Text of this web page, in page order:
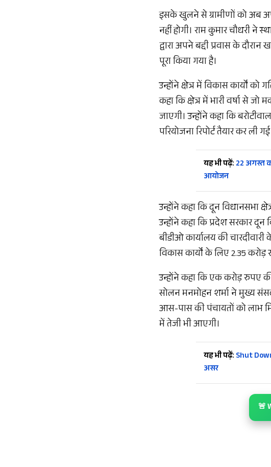
इसके खुलने से ग्रामीणों को अब
नहीं होगी। राम कुमार चौधरी ने
द्वारा अपने बद्दी प्रवास के
पूरा किया गया है।
उन्होंने क्षेत्र में विकास कार्यों
कहा कि क्षेत्र में भारी वर्षा से
जाएगी। उन्होंने कहा कि
परियोजना रिपोर्ट तैयार कर ली
यह भी पढ़ें: 22 अगस्त
आयोजन
उन्होंने कहा कि दून विधानसभा
उन्होंने कहा कि प्रदेश सरकार दून
बीडीओ कार्यालय की
विकास कार्यों के लिए 2.35
उन्होंने कहा कि एक करोड़ रुपए
सोलन मनमोहन शर्मा ने मुख्य
आस-पास की पंचायतों को लाभ
में तेजी भी आएगी।
यह भी पढ़ें: Shut
असर
🚨